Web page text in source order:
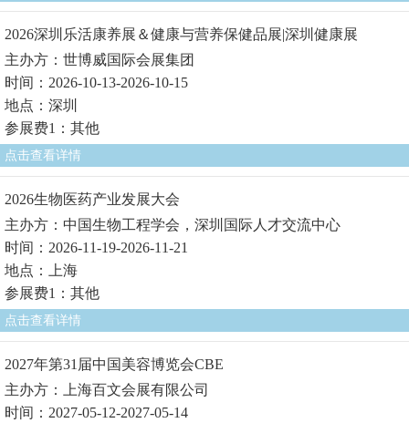
2026深圳乐活康养展＆健康与营养保健品展|深圳健康展
主办方：世博威国际会展集团
时间：2026-10-13-2026-10-15
地点：深圳
参展费1：其他
点击查看详情
2026生物医药产业发展大会
主办方：中国生物工程学会，深圳国际人才交流中心
时间：2026-11-19-2026-11-21
地点：上海
参展费1：其他
点击查看详情
2027年第31届中国美容博览会CBE
主办方：上海百文会展有限公司
时间：2027-05-12-2027-05-14